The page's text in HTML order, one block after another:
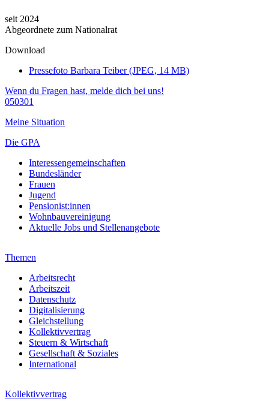
seit 2024
Abgeordnete zum Nationalrat
Download
Pressefoto Barbara Teiber (JPEG, 14 MB)
Wenn du Fragen hast, melde dich bei uns!
050301
Meine Situation
Die GPA
Interessengemeinschaften
Bundesländer
Frauen
Jugend
Pensionist:innen
Wohnbauvereinigung
Aktuelle Jobs und Stellenangebote
Themen
Arbeitsrecht
Arbeitszeit
Datenschutz
Digitalisierung
Gleichstellung
Kollektivvertrag
Steuern & Wirtschaft
Gesellschaft & Soziales
International
Kollektivvertrag